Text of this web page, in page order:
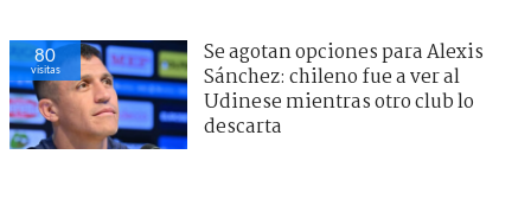
80
visitas
Se agotan opciones para Alexis
Sánchez: chileno fue a ver al
Udinese mientras otro club lo
descarta